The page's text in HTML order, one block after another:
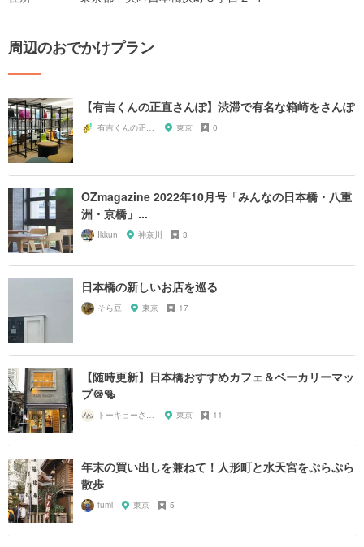
周辺のおでかけプラン
【有吉くんの正直さんぽ】渋滞で有名な箱崎をさんぽ
東京 0
OZmagazine 2022年10月号「みんなの日本橋・八重
洲・京橋」...
Ikkun 神奈川 3
日本橋の新しいお店を巡る
そら豆 東京 17
【随時更新】日本橋おすすめカフェ＆ベーカリーマッ
プ🍪🥯
東京 11
年末の買い出しを兼ねて！人形町と水天宮をぷらぷら
散歩
fumi 東京 5